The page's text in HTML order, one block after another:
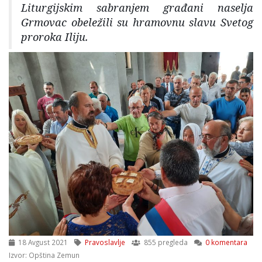
Liturgijskim sabranjem građani naselja
Grmovac obeležili su hramovnu slavu Svetog
proroka Iliju.
18 Avgust 2021 Pravoslavlje 855 pregleda
0 komentara
Izvor: Opština Zemun